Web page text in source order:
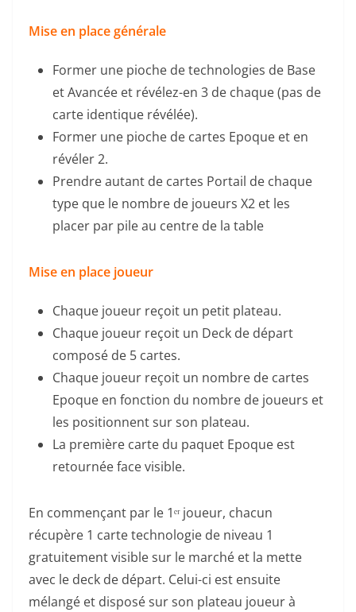
Mise en place générale
Former une pioche de technologies de Base
et Avancée et révélez-en 3 de chaque (pas de
carte identique révélée).
Former une pioche de cartes Epoque et en
révéler 2.
Prendre autant de cartes Portail de chaque
type que le nombre de joueurs X2 et les
placer par pile au centre de la table
Mise en place joueur
Chaque joueur reçoit un petit plateau.
Chaque joueur reçoit un Deck de départ
composé de 5 cartes.
Chaque joueur reçoit un nombre de cartes
Epoque en fonction du nombre de joueurs et
les positionnent sur son plateau.
La première carte du paquet Epoque est
retournée face visible.
En commençant par le 1ᵉʳ joueur, chacun
récupère 1 carte technologie de niveau 1
gratuitement visible sur le marché et la mette
avec le deck de départ. Celui-ci est ensuite
mélangé et disposé sur son plateau joueur à